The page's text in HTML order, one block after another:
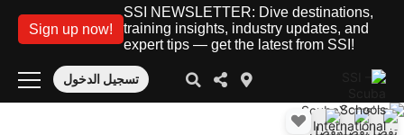
SSI NEWSLETTER: Dive destinations,
training insights, industry updates, and
expert tips — get the latest from SSI!
Sign up now!
تسجيل الدخول